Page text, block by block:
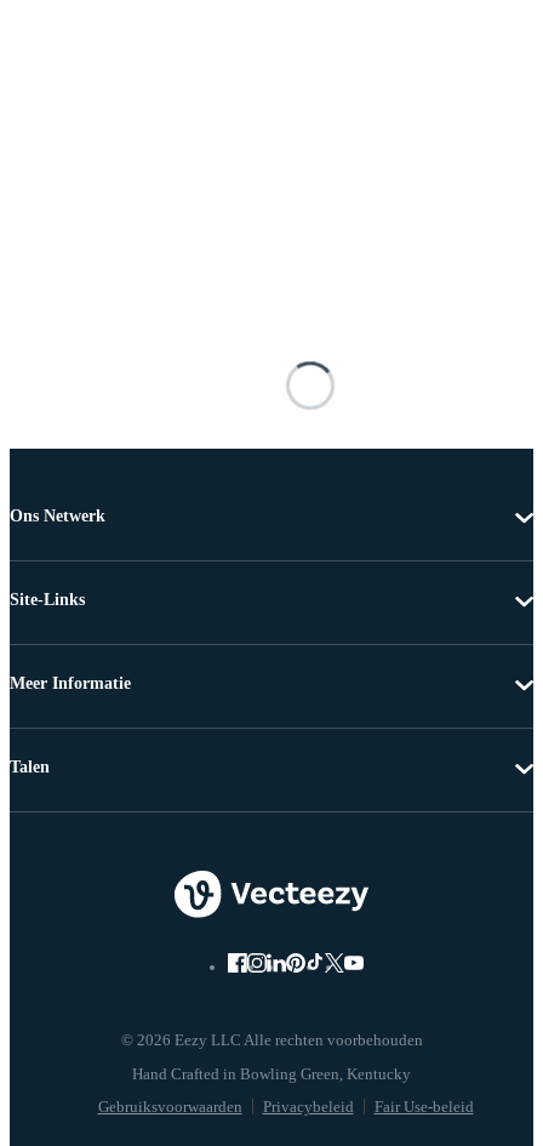
Ons Netwerk
Site-Links
Meer Informatie
© 2026 Eezy LLC Alle rechten voorbehouden
Gebruiksvoorwaarden Privacybeleid Fair Use-beleid
Talen